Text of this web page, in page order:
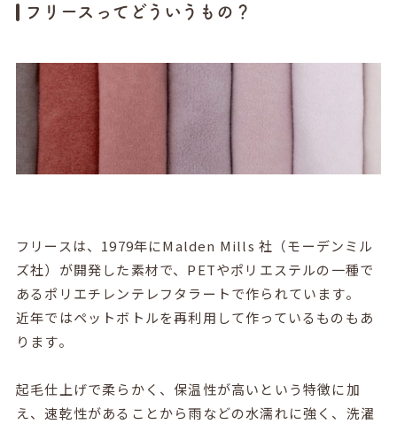
フリースってどういうもの？
フリースは、1979年にMalden Mills 社（モーデンミル
ズ社）が開発した素材で、PETやポリエステルの一種で
あるポリエチレンテレフタラートで作られています。
近年ではペットボトルを再利用して作っているものもあ
ります。
起毛仕上げで柔らかく、保温性が高いという特徴に加
え、速乾性があることから雨などの水濡れに強く、洗濯